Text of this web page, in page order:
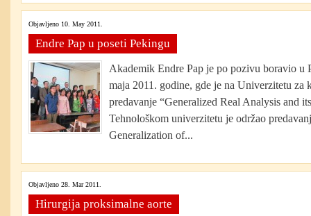
Objavljeno 10. May 2011.
Endre Pap u poseti Pekingu
Akademik Endre Pap je po pozivu boravio u
maja 2011. godine, gde je na Univerzitetu za
predavanje “Generalized Real Analysis and
Tehnološkom univerzitetu je održao
Generalization of...
Objavljeno 28. Mar 2011.
Hirurgija proksimalne aorte